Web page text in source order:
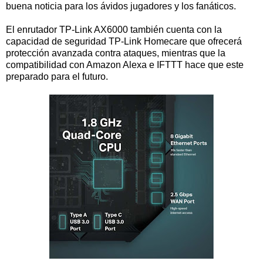
buena noticia para los ávidos jugadores y los fanáticos.
El enrutador TP-Link AX6000 también cuenta con la
capacidad de seguridad TP-Link Homecare que ofrecerá
protección avanzada contra ataques, mientras que la
compatibilidad con Amazon Alexa e IFTTT hace que este
preparado para el futuro.